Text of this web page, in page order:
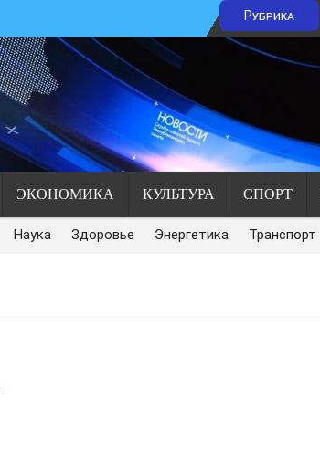
Рубрика
ЭКОНОМИКА КУЛЬТУРА СПОРТ
Наука Здоровье Энергетика Транспорт